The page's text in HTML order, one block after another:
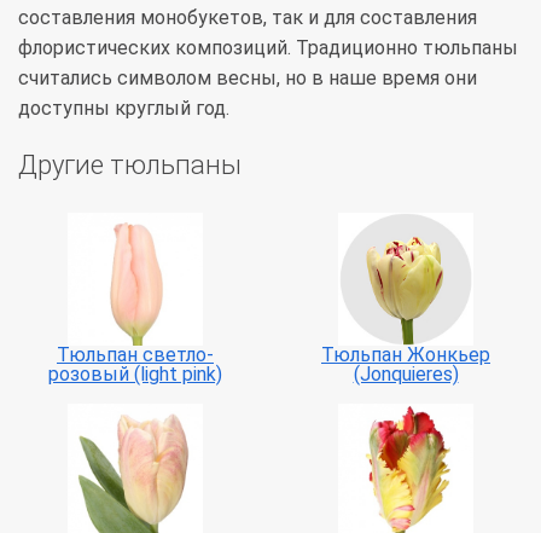
составления монобукетов, так и для составления
флористических композиций. Традиционно тюльпаны
считались символом весны, но в наше время они
доступны круглый год.
Другие тюльпаны
Тюльпан светло-
розовый (light pink)
Тюльпан Жонкьер
(Jonquieres)